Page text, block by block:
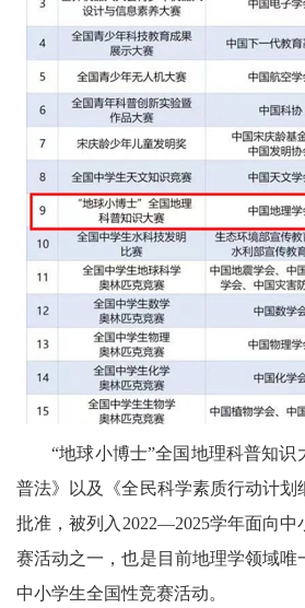
信
息
天
府
教
育
天
府
银
龄
讯
关
工
“地球小博士”全国地理科普知
普法》以及《全民科学素质行动计划
批准，被列入2022—2025学年面向中
赛活动之一，也是目前地理学领域唯
中小学生全国性竞赛活动。